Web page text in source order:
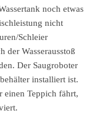
noch etwas
nicht
Schleier
der Wasserausstoß
Der Saugroboter
installiert ist.
einen Teppich fährt,